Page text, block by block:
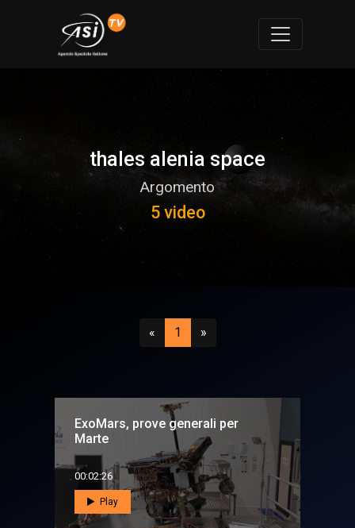
thales alenia space
Argomento
5 video
«Precedente
1 (attuale)
»Successivo
ExoMars, prove generali per
Marte
00:02:26
Play